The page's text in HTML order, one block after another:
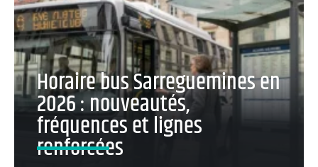
Horaire bus Sarreguemines en
2026 : nouveautés,
fréquences et lignes
renforcées